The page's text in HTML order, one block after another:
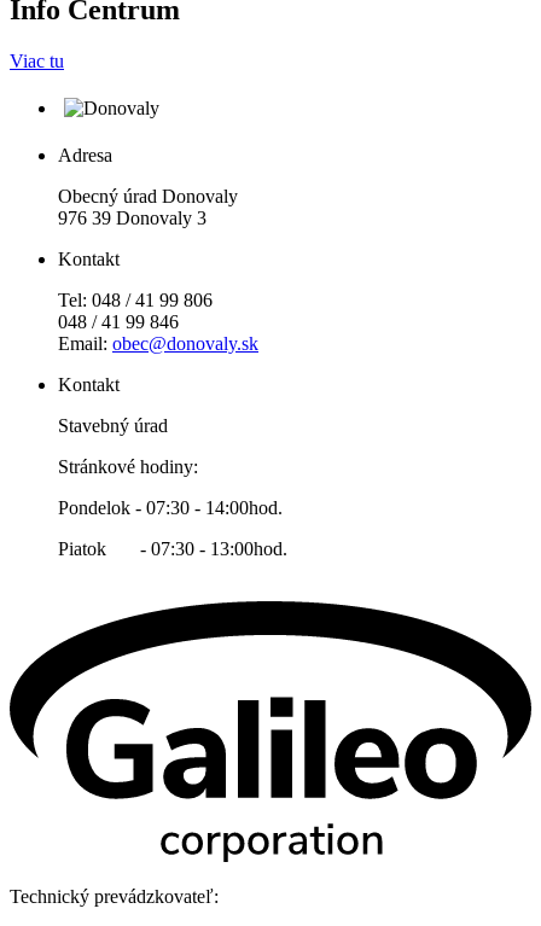
Info Centrum
Viac tu
Adresa
Obecný úrad Donovaly
976 39 Donovaly 3
Kontakt
Tel: 048 / 41 99 806
048 / 41 99 846
Email: obec@donovaly.sk
Kontakt
Stavebný úrad
Stránkové hodiny:
Pondelok - 07:30 - 14:00hod.
Piatok - 07:30 - 13:00hod.
Technický prevádzkovateľ: